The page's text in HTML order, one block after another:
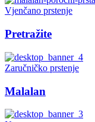
Vjenčano prstenje
Pretražite
Zaručničko prstenje
Malalan